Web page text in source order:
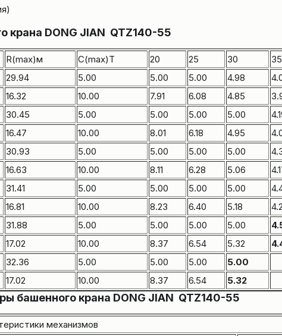
крана DONG JIAN QTZ140-55
R(max)м C(max)Т 20 25 30 35
29.94 5.00 5.00 5.00 4.98
16.32 10.00 7.91 6.08 4.85
30.45 5.00 5.00 5.00 5.00
16.47 10.00 8.01 6.18 4.95
30.93 5.00 5.00 5.00 5.00
16.63 10.00 8.11 6.28 5.06
31.41 5.00 5.00 5.00 5.00
16.81 10.00 8.23 6.40 5.18
31.88 5.00 5.00 5.00 5.00
17.02 10.00 8.37 6.54 5.32
32.36 5.00 5.00 5.00
5.00
17.02 10.00 8.37 6.54 5.32
башенного крана DONG JIAN QTZ140-55
механизмов